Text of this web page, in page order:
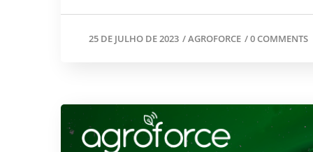
25 DE JULHO DE 2023 /AGROFORCE /0 COMMENTS